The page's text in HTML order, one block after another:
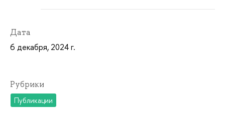
Дата
6 декабря, 2024 г.
Рубрики
Публикации